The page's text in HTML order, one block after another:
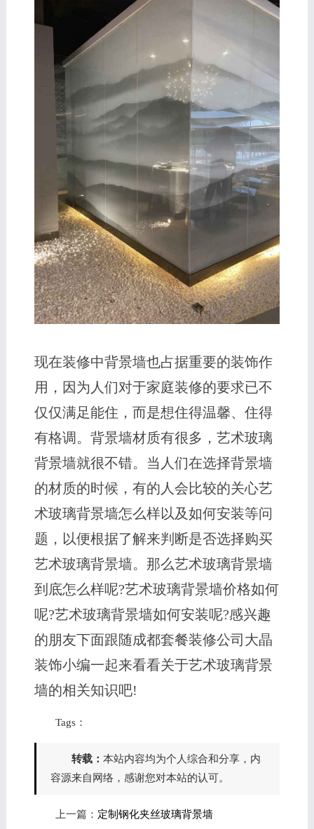
现在装修中背景墙也占据重要的装饰作
用，因为人们对于家庭装修的要求已不
仅仅满足能住，而是想住得温馨、住得
有格调。背景墙材质有很多，艺术玻璃
背景墙就很不错。当人们在选择背景墙
的材质的时候，有的人会比较的关心艺
术玻璃背景墙怎么样以及如何安装等问
题，以便根据了解来判断是否选择购买
艺术玻璃背景墙。那么艺术玻璃背景墙
到底怎么样呢?艺术玻璃背景墙价格如何
呢?艺术玻璃背景墙如何安装呢?感兴趣
的朋友下面跟随成都套餐装修公司大晶
装饰小编一起来看看关于艺术玻璃背景
墙的相关知识吧!
Tags：
转载： 本站内容均为个人综合和分享，内
容源来自网络，感谢您对本站的认可。
上一篇： 定制钢化夹丝玻璃背景墙